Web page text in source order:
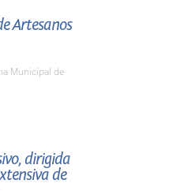
Artesanos
Municipal de
dirigida
de